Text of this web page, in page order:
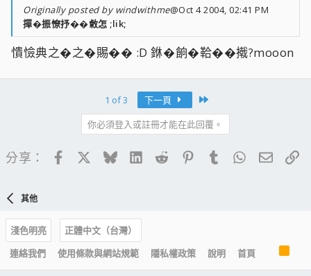
Originally posted by windwithme@Oct 4 2004, 02:41 PM
撣�振憭抒��敹怎 ;lik;
憒憸典之�之�賜�� :D 銝�餉�鞈��撠?mooon
1 of 3 下一頁
你必須登入或註冊才能在此回覆。
分享： FacebookBlueskyLinkedIn
Reddit PinterestTumblrWhatsApp
電子
其他
淺色明亮
正體中文（台灣）
連絡我們
使用條款與網站規範 隱私權政策 說明 首頁
R
S
S